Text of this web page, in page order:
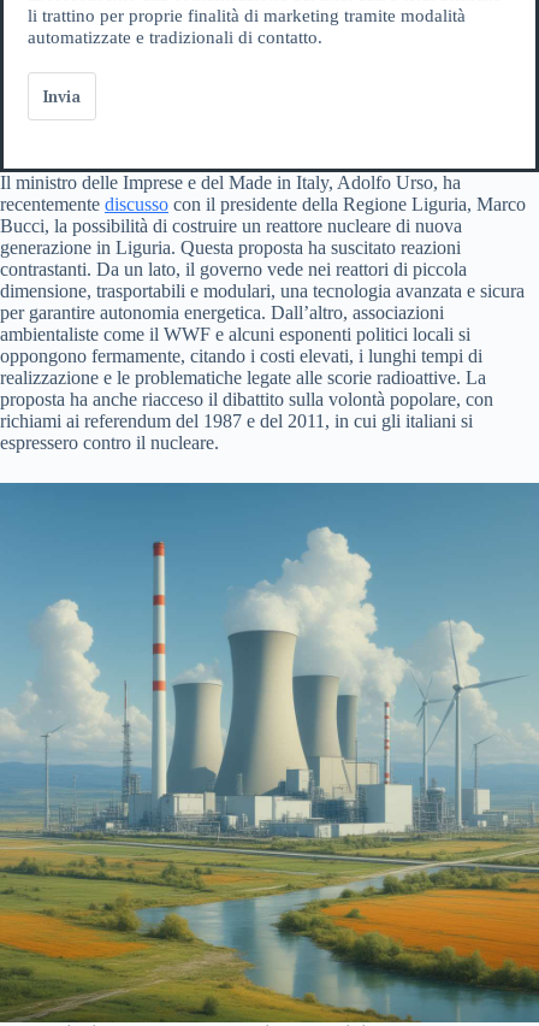
li trattino per proprie finalità di marketing tramite modalità
automatizzate e tradizionali di contatto.
Invia
Il ministro delle Imprese e del Made in Italy, Adolfo Urso, ha
recentemente discusso con il presidente della Regione Liguria, Marco
Bucci, la possibilità di costruire un reattore nucleare di nuova
generazione in Liguria. Questa proposta ha suscitato reazioni
contrastanti. Da un lato, il governo vede nei reattori di piccola
dimensione, trasportabili e modulari, una tecnologia avanzata e sicura
per garantire autonomia energetica. Dall’altro, associazioni
ambientaliste come il WWF e alcuni esponenti politici locali si
oppongono fermamente, citando i costi elevati, i lunghi tempi di
realizzazione e le problematiche legate alle scorie radioattive. La
proposta ha anche riacceso il dibattito sulla volontà popolare, con
richiami ai referendum del 1987 e del 2011, in cui gli italiani si
espressero contro il nucleare.